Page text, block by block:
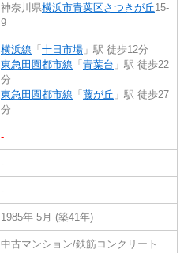
神奈川県横浜市青葉区さつきが丘15-
9
横浜線 「 十日市場 」駅 徒歩12分
東急田園都市線 「 青葉台 」駅 徒歩22
分
東急田園都市線 「 藤が丘 」駅 徒歩27
分
-
-
-
1985年 5月 (築41年)
中古マンション/鉄筋コンクリート